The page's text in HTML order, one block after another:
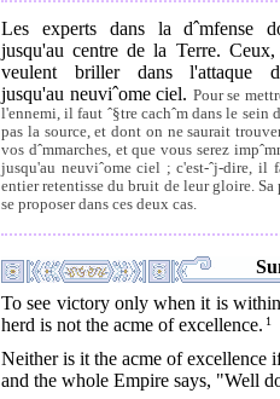
Les experts dans la dˆmfense
jusqu'au centre de la Terre.
veulent briller dans l'attaque
jusqu'au neuviˆome ciel. Pour se
l'ennemi, il faut ˆ§tre cachˆm dans le sein
pas la source, et dont on ne saurait
vos dˆmmarches, et que vous serez
jusqu'au neuviˆome ciel ; c'est-ˆj-dire,
entier retentisse du bruit de leur gloire.
se proposer dans ces deux cas.
To see victory only when it is
herd is not the acme of excellence. 1
Neither is it the acme of excellence
and the whole Empire says, "Well